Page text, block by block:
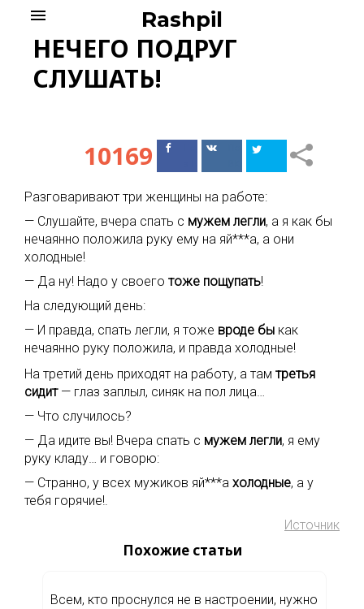
content
Rashpil
menu
НЕЧЕГО ПОДРУГ
СЛУШАТЬ!
10169
ПоделитьсяПоделиться
Разговаривают три женщины на работе:
— Слушайте, вчера спать с мужем легли, а я как бы
нечаянно положила руку ему на яй***а, а они
холодные!
— Да ну! Надо у своего тоже пощупать!
На следующий день:
— И правда, спать легли, я тоже вроде бы как
нечаянно руку положила, и правда холодные!
На третий день приходят на работу, а там третья
сидит— глаз заплыл, синяк на пол лица…
— Что случилось?
— Да идите вы! Вчера спать с мужем легли, я ему
руку кладу… и говорю:
— Странно, у всех мужиков яй***а холодные, а у
тебя горячие!.
Источник
Похожие статьи
Всем, кто проснулся не в настроении, нужно